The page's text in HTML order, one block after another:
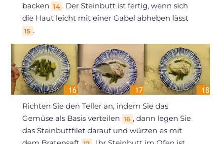
backen 14 . Der Steinbutt ist fertig, wenn sich
die Haut leicht mit einer Gabel abheben lässt
15 .
Richten Sie den Teller an, indem Sie das
Gemüse als Basis verteilen 16 , dann legen Sie
das Steinbuttfilet darauf und würzen es mit